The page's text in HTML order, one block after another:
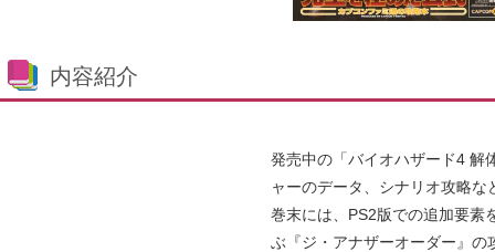
内容紹介
発売中の「バイオハザード4 解
ャーのデータ、シナリオ攻略
巻末には、PS2版での追加要素
ぶ『ジ・アナザーオーダー』